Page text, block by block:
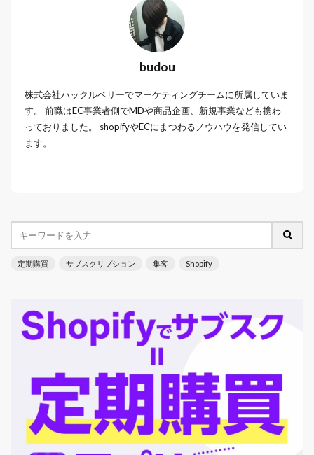
budou
株式会社ハックルベリーでマーケティングチームに所属していま
す。 前職はEC事業者側でMDや商品企画、新規事業なども携わ
っておりました。 shopifyやECにまつわるノウハウを発信してい
ます。
定期購買 サブスクリプション 集客 Shopify